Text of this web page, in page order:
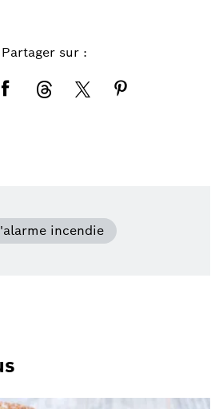
Partager sur :
incendie